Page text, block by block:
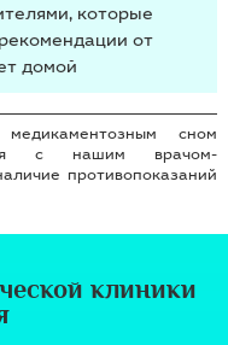
которые
от
домой
сном
с нашим врачом-
противопоказаний
клиники